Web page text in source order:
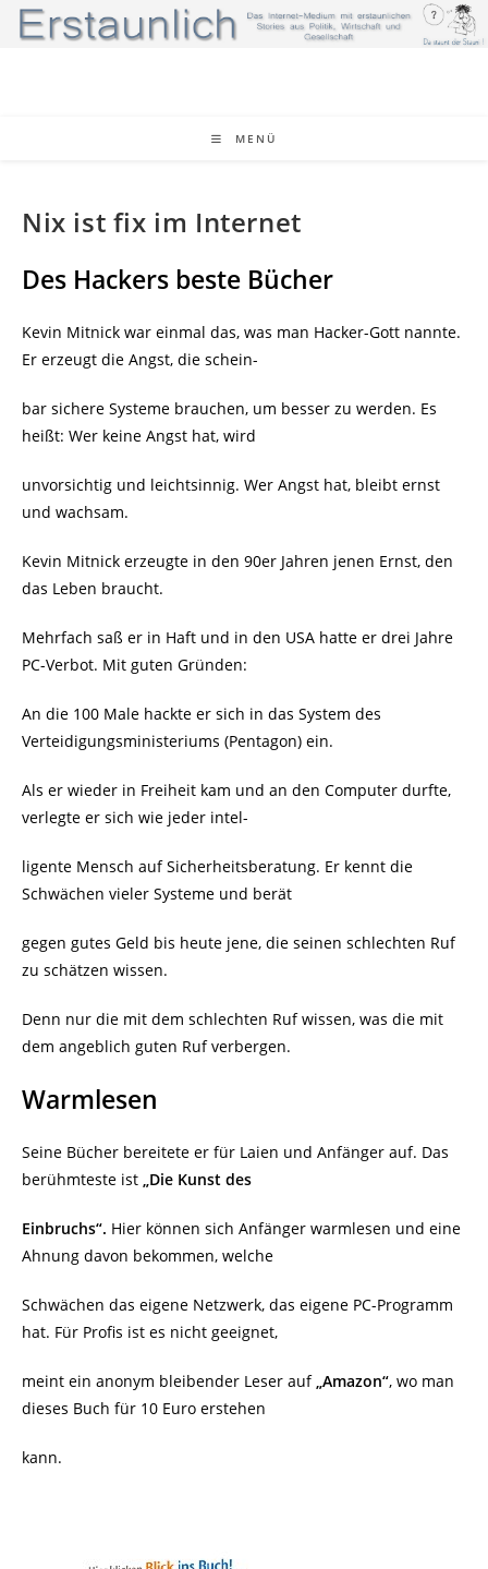
Zum
Inhalt
MENÜ
Nix ist fix im Internet
Des Hackers beste Bücher
Kevin Mitnick war einmal das, was man Hacker-Gott nannte.
Er erzeugt die Angst, die schein-
bar sichere Systeme brauchen, um besser zu werden. Es
heißt: Wer keine Angst hat, wird
unvorsichtig und leichtsinnig. Wer Angst hat, bleibt ernst
und wachsam.
Kevin Mitnick erzeugte in den 90er Jahren jenen Ernst, den
das Leben braucht.
Mehrfach saß er in Haft und in den USA hatte er drei Jahre
PC-Verbot. Mit guten Gründen:
An die 100 Male hackte er sich in das System des
Verteidigungsministeriums (Pentagon) ein.
Als er wieder in Freiheit kam und an den Computer durfte,
verlegte er sich wie jeder intel-
ligente Mensch auf Sicherheitsberatung. Er kennt die
Schwächen vieler Systeme und berät
gegen gutes Geld bis heute jene, die seinen schlechten Ruf
zu schätzen wissen.
Denn nur die mit dem schlechten Ruf wissen, was die mit
dem angeblich guten Ruf verbergen.
Warmlesen
Seine Bücher bereitete er für Laien und Anfänger auf. Das
berühmteste ist „Die Kunst des
Einbruchs“. Hier können sich Anfänger warmlesen und eine
Ahnung davon bekommen, welche
Schwächen das eigene Netzwerk, das eigene PC-Programm
hat. Für Profis ist es nicht geeignet,
meint ein anonym bleibender Leser auf„Amazon“, wo man
dieses Buch für 10 Euro erstehen
kann.